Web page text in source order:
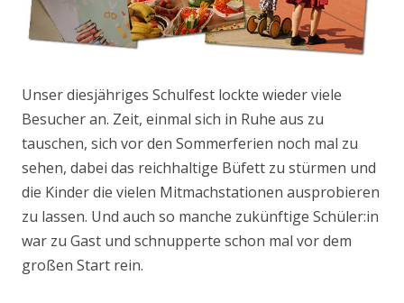
Unser diesjähriges Schulfest lockte wieder viele
Besucher an. Zeit, einmal sich in Ruhe aus zu
tauschen, sich vor den Sommerferien noch mal zu
sehen, dabei das reichhaltige Büfett zu stürmen und
die Kinder die vielen Mitmachstationen ausprobieren
zu lassen. Und auch so manche zukünftige Schüler:in
war zu Gast und schnupperte schon mal vor dem
großen Start rein.